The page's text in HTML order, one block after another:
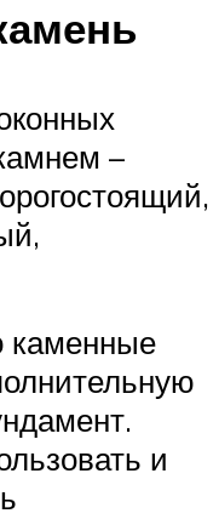
–
каменные
и